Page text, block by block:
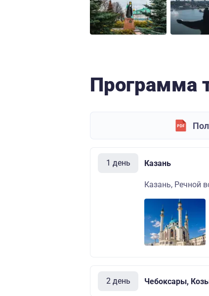
Программа
1 день Казань
Казань, Речной
2 день Чебоксары,